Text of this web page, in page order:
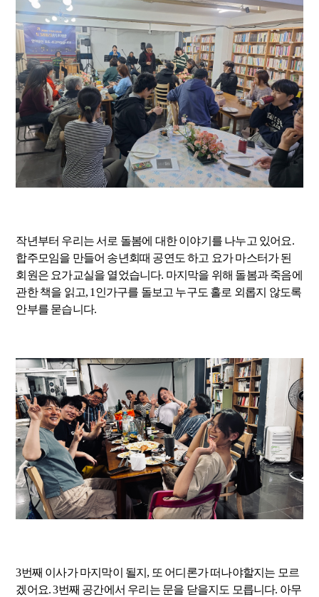
작년부터 우리는 서로 돌봄에 대한 이야기를 나누고 있어요.
합주모임을 만들어 송년회때 공연도 하고 요가 마스터가 된
회원은 요가교실을 열었습니다. 마지막을 위해 돌봄과 죽음에
관한 책을 읽고, 1인가구를 돌보고 누구도 홀로 외롭지 않도록
안부를 묻습니다.
3번째 이사가 마지막이 될지, 또 어디론가 떠나야할지는 모르
겠어요. 3번째 공간에서 우리는 문을 닫을지도 모릅니다. 아무